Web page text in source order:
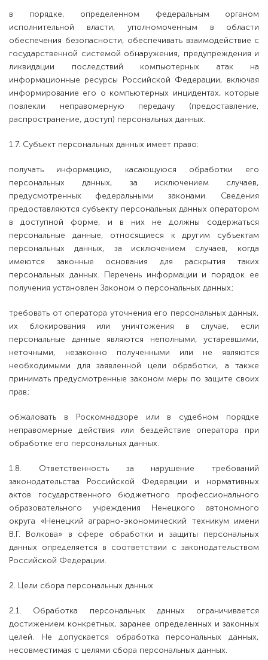
в порядке, определенном федеральным органом
исполнительной власти, уполномоченным в области
обеспечения безопасности, обеспечивать взаимодействие с
государственной системой обнаружения, предупреждения и
ликвидации последствий компьютерных атак на
информационные ресурсы Российской Федерации, включая
информирование его о компьютерных инцидентах, которые
повлекли неправомерную передачу (предоставление,
распространение, доступ) персональных данных.
1.7. Субъект персональных данных имеет право:
получать информацию, касающуюся обработки его
персональных данных, за исключением случаев,
предусмотренных федеральными законами. Сведения
предоставляются субъекту персональных данных оператором
в доступной форме, и в них не должны содержаться
персональные данные, относящиеся к другим субъектам
персональных данных, за исключением случаев, когда
имеются законные основания для раскрытия таких
персональных данных. Перечень информации и порядок ее
получения установлен Законом о персональных данных;
требовать от оператора уточнения его персональных данных,
их блокирования или уничтожения в случае, если
персональные данные являются неполными, устаревшими,
неточными, незаконно полученными или не являются
необходимыми для заявленной цели обработки, а также
принимать предусмотренные законом меры по защите своих
прав;
обжаловать в Роскомнадзоре или в судебном порядке
неправомерные действия или бездействие оператора при
обработке его персональных данных.
1.8. Ответственность за нарушение требований
законодательства Российской Федерации и нормативных
актов государственного бюджетного профессионального
образовательного учреждения Ненецкого автономного
округа «Ненецкий аграрно-экономический техникум имени
В.Г. Волкова» в сфере обработки и защиты персональных
данных определяется в соответствии с законодательством
Российской Федерации.
2. Цели сбора персональных данных
2.1. Обработка персональных данных ограничивается
достижением конкретных, заранее определенных и законных
целей. Не допускается обработка персональных данных,
несовместимая с целями сбора персональных данных.